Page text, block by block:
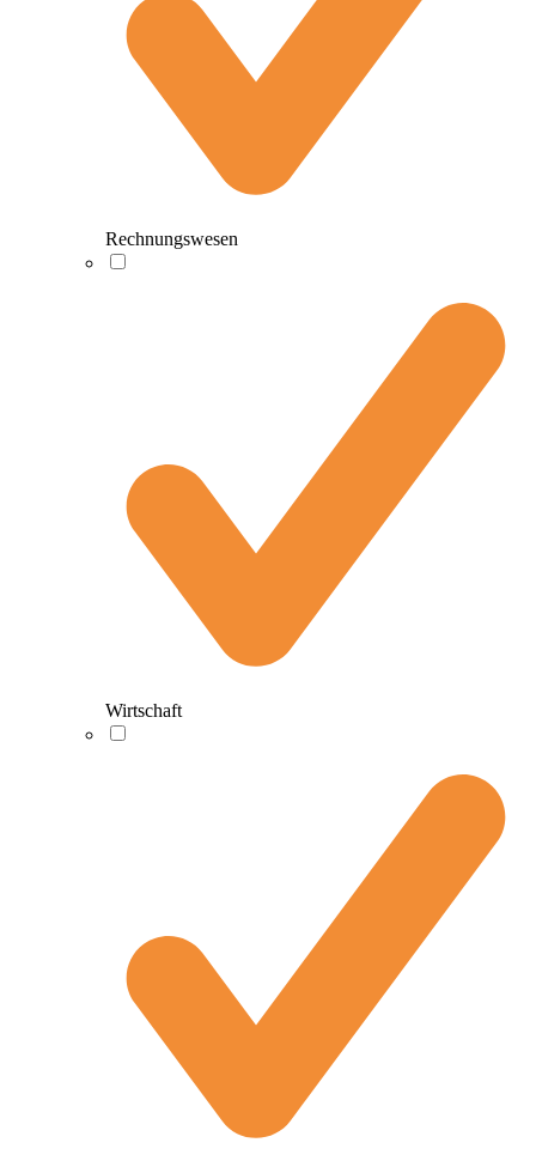
Rechnungswesen
Wirtschaft